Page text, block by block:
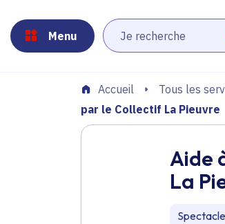
Menu
Accueil Tous les
par le Collectif La Pieuvre
Aide
La